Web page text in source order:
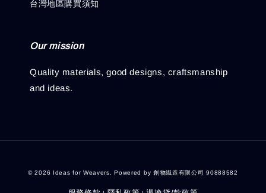
台灣地區購買須知
Our mission
Quality materials, good designs, craftsmanship
and ideas.
© 2026 Ideas for Weavers. Powered by 創物織造有限公司 90888582